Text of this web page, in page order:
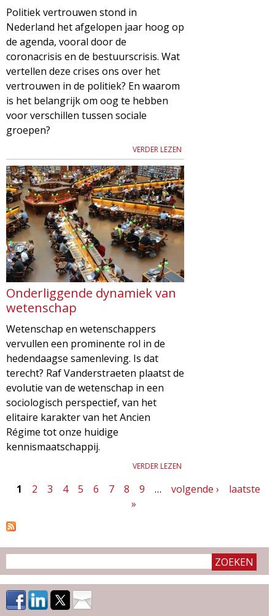
Politiek vertrouwen stond in
Nederland het afgelopen jaar hoog op
de agenda, vooral door de
coronacrisis en de bestuurscrisis. Wat
vertellen deze crises ons over het
vertrouwen in de politiek? En waarom
is het belangrijk om oog te hebben
voor verschillen tussen sociale
groepen?
VERDER LEZEN
Onderliggende dynamiek van
wetenschap
Wetenschap en wetenschappers
vervullen een prominente rol in de
hedendaagse samenleving. Is dat
terecht? Raf Vanderstraeten plaatst de
evolutie van de wetenschap in een
sociologisch perspectief, van het
elitaire karakter van het Ancien
Régime tot onze huidige
kennismaatschappij.
VERDER LEZEN
a
i
n
a
1 2 3 4 5 6 7 8 9 … volgende ›
laatste
»